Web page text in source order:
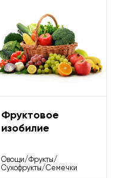
Фруктовое
изобилие
Овощи/Фрукты/
Сухофрукты/Семечки